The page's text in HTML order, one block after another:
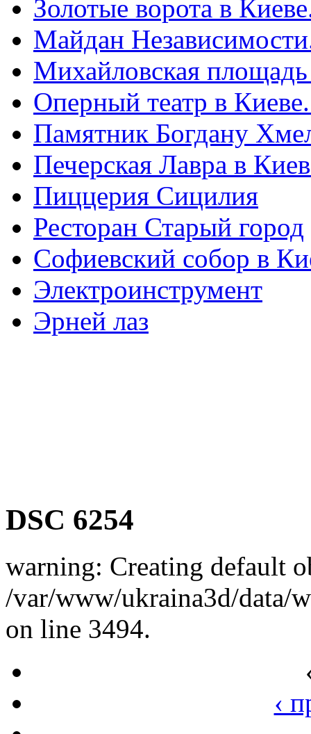
Золотые ворота в
Майдан
Михайловская
Оперный театр в
Памятник Богдану
Печерская Лавра в
Пиццерия Сицилия
Ресторан Старый город
Софиевский собор в
Электроинструмент
Эрней лаз
DSC 6254
warning: Creating default
/var/www/ukraina3d/data/
on line 3494.
‹